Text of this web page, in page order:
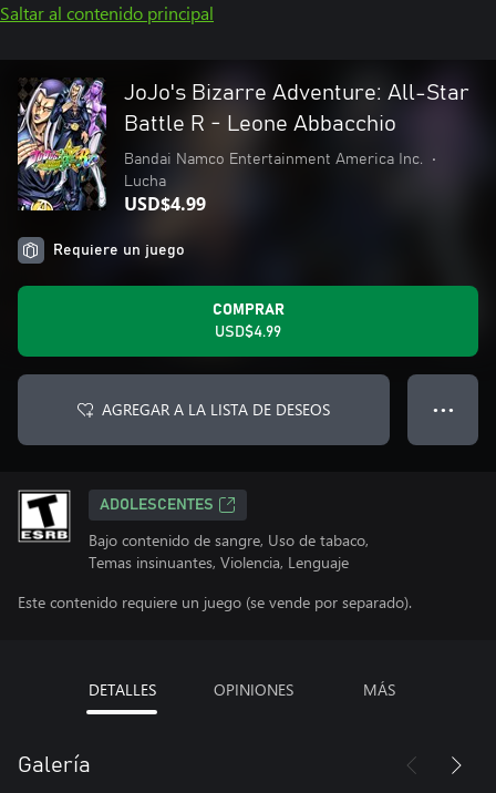
Saltar al contenido principal
JoJo's Bizarre Adventure: All-Star
Battle R - Leone Abbacchio
Bandai Namco Entertainment America Inc.
•
Lucha
USD$4.99
Requiere un juego
COMPRAR
USD$4.99
AGREGAR A LA LISTA DE DESEOS ● ● ●
ADOLESCENTES
Bajo contenido de sangre, Uso de tabaco,
Temas insinuantes, Violencia, Lenguaje
Este contenido requiere un juego (se vende por separado).
DETALLES OPINIONES MÁS
Galería